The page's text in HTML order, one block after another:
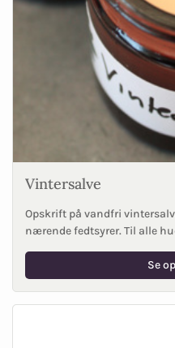
Vintersalve
Opskrift på vandfri
nærende fedtsyrer. Til alle
Se